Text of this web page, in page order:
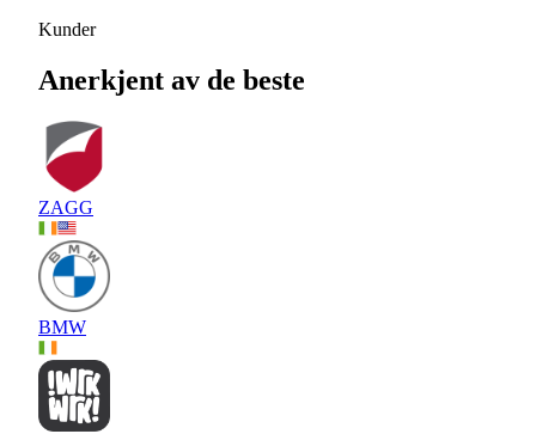
Kunder
Anerkjent av de beste
ZAGG
BMW